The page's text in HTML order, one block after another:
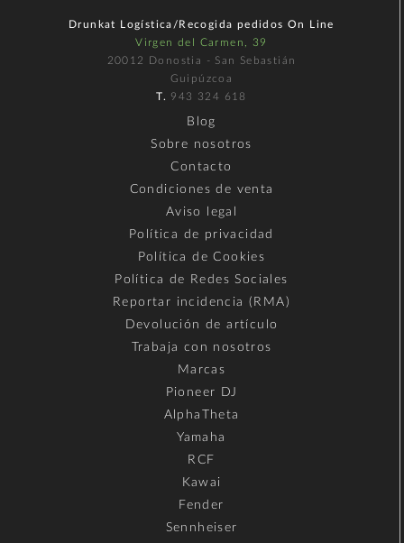
Drunkat Logística/Recogida pedidos On Line
Virgen del Carmen, 39
20012 Donostia - San Sebastián
Guipúzcoa
T. 943 324 618
Blog
Sobre nosotros
Contacto
Condiciones de venta
Aviso legal
Política de privacidad
Política de Cookies
Política de Redes Sociales
Reportar incidencia (RMA)
Devolución de artículo
Trabaja con nosotros
Marcas
Pioneer DJ
AlphaTheta
Yamaha
RCF
Kawai
Fender
Sennheiser